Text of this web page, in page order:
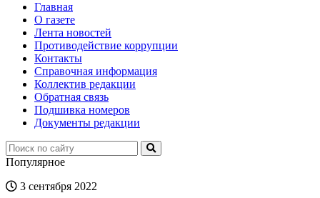
Главная
О газете
Лента новостей
Противодействие коррупции
Контакты
Справочная информация
Коллектив редакции
Обратная связь
Подшивка номеров
Документы редакции
Популярное
3 сентября 2022